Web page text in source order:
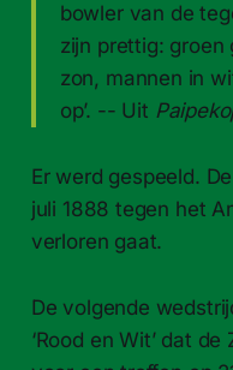
bowler van de
zijn prettig: groen
zon, mannen in
op’. -- Uit
Er werd gespeeld.
juli 1888 tegen het
verloren gaat.
De volgende
‘Rood en Wit’ dat